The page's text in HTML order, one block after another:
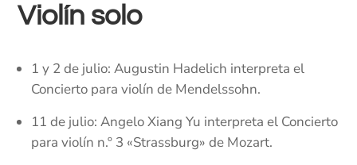
Violín solo
1 y 2 de julio: Augustin Hadelich interpreta el
Concierto para violín de Mendelssohn.
11 de julio: Angelo Xiang Yu interpreta el Concierto
para violín n.º 3 «Strassburg» de Mozart.